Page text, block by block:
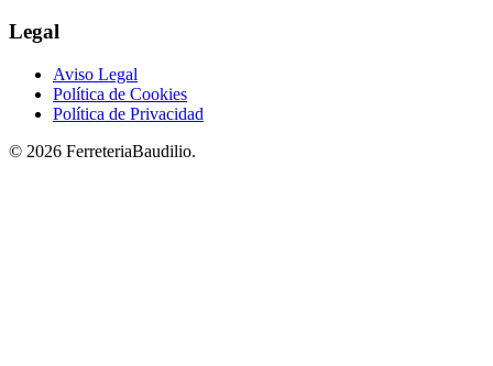
Legal
Aviso Legal
Política de Cookies
Política de Privacidad
© 2026 FerreteriaBaudilio.